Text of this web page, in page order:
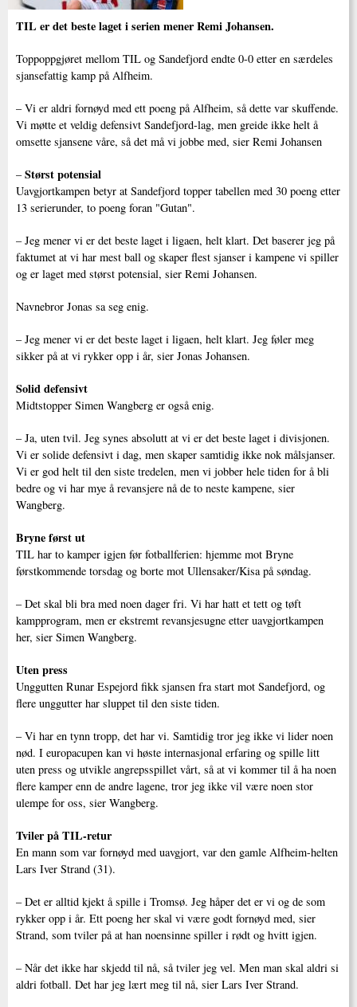
TIL er det beste laget i serien mener Remi Johansen.
Toppoppgjøret mellom TIL og Sandefjord endte 0-0 etter en særdeles
sjansefattig kamp på Alfheim.
– Vi er aldri fornøyd med ett poeng på Alfheim, så dette var skuffende.
Vi møtte et veldig defensivt Sandefjord-lag, men greide ikke helt å
omsette sjansene våre, så det må vi jobbe med, sier Remi Johansen
–Størst potensial
Uavgjortkampen betyr at Sandefjord topper tabellen med 30 poeng etter
13 serierunder, to poeng foran "Gutan".
– Jeg mener vi er det beste laget i ligaen, helt klart. Det baserer jeg på
faktumet at vi har mest ball og skaper flest sjanser i kampene vi spiller
og er laget med størst potensial, sier Remi Johansen.
Navnebror Jonas sa seg enig.
– Jeg mener vi er det beste laget i ligaen, helt klart. Jeg føler meg
sikker på at vi rykker opp i år, sier Jonas Johansen.
Solid defensivt
Midtstopper Simen Wangberg er også enig.
– Ja, uten tvil. Jeg synes absolutt at vi er det beste laget i divisjonen.
Vi er solide defensivt i dag, men skaper samtidig ikke nok målsjanser.
Vi er god helt til den siste tredelen, men vi jobber hele tiden for å bli
bedre og vi har mye å revansjere nå de to neste kampene, sier
Wangberg.
Bryne først ut
TIL har to kamper igjen før fotballferien: hjemme mot Bryne
førstkommende torsdag og borte mot Ullensaker/Kisa på søndag.
– Det skal bli bra med noen dager fri. Vi har hatt et tett og tøft
kampprogram, men er ekstremt revansjesugne etter uavgjortkampen
her, sier Simen Wangberg.
Uten press
Unggutten Runar Espejord fikk sjansen fra start mot Sandefjord, og
flere unggutter har sluppet til den siste tiden.
– Vi har en tynn tropp, det har vi. Samtidig tror jeg ikke vi lider noen
nød. I europacupen kan vi høste internasjonal erfaring og spille litt
uten press og utvikle angrepsspillet vårt, så at vi kommer til å ha noen
flere kamper enn de andre lagene, tror jeg ikke vil være noen stor
ulempe for oss, sier Wangberg.
Tviler på TIL-retur
En mann som var fornøyd med uavgjort, var den gamle Alfheim-helten
Lars Iver Strand (31).
– Det er alltid kjekt å spille i Tromsø. Jeg håper det er vi og de som
rykker opp i år. Ett poeng her skal vi være godt fornøyd med, sier
Strand, som tviler på at han noensinne spiller i rødt og hvitt igjen.
– Når det ikke har skjedd til nå, så tviler jeg vel. Men man skal aldri si
aldri fotball. Det har jeg lært meg til nå, sier Lars Iver Strand.